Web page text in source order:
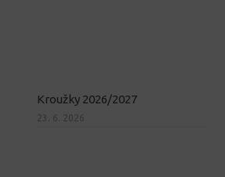
Kroužky 2026/2027
23. 6. 2026